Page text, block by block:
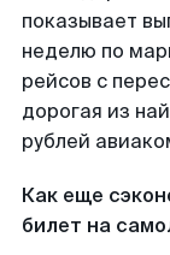
показывает
неделю по
рейсов с
дорогая из
рублей
Как еще
билет на